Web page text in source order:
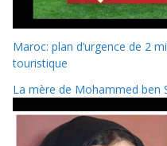
Maroc: plan d’urgence de 2
touristique
La mère de Mohammed ben